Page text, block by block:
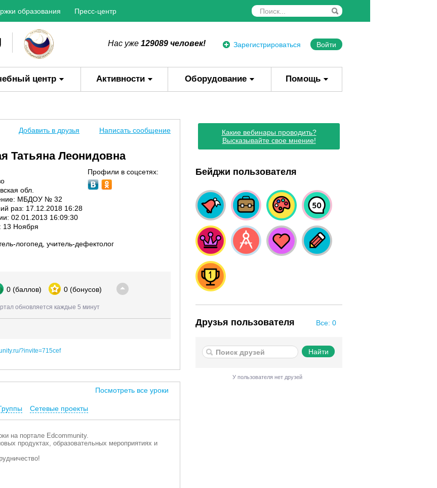
образования Пресс-центр
Зарегистрироваться Войти
Нас уже 129089 человек!
центр Активности Оборудование Помощь
Добавить в друзья Написать сообщение
Татьяна Леонидовна
Профили в соцсетях:
обл.
МБДОУ № 32
раз: 17.12.2018 16:28
02.01.2013 16:09:30
13 Ноября
логопед, учитель-дефектолог
0 (баллов) 0 (бонусов)
обновляется каждые 5 минут
?invite=715cef
Посмотреть все уроки
Сетевые проекты
на портале Edcommunity.
продуктах, образовательных мероприятиях и
Какие вебинары проводить?
Высказывайте свое мнение!
Бейджи пользователя
Все: 0
Друзья пользователя
У пользователя нет друзей